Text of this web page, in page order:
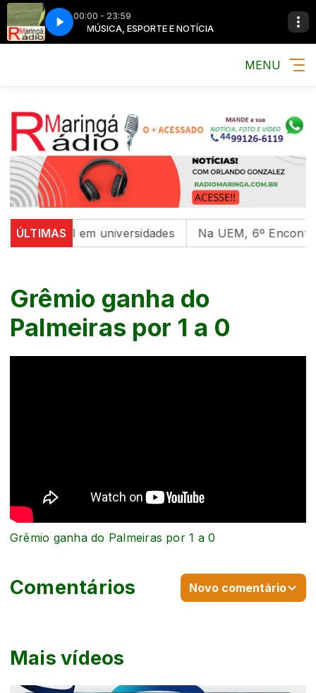
00:00 - 23:59
MÚSICA, ESPORTE E NOTÍCIA
MENU
ÚLTIMAS
em universidades Na UEM, 6º Encontro com
Grêmio ganha do
Palmeiras por 1 a 0
Mais vídeos
Grêmio ganha do Palmeiras por 1 a 0
Comentários Novo comentário